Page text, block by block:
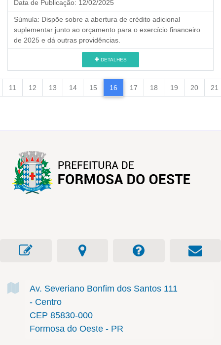
Data de Publicação: 12/02/2025
Súmula: Dispõe sobre a abertura de crédito adicional
suplementar junto ao orçamento para o exercício financeiro
de 2025 e dá outras providências.
DETALHES
11 12 13 14 15 16 17 18 19 20 21
Av. Severiano Bonfim dos Santos 111
- Centro
CEP 85830-000
Formosa do Oeste - PR